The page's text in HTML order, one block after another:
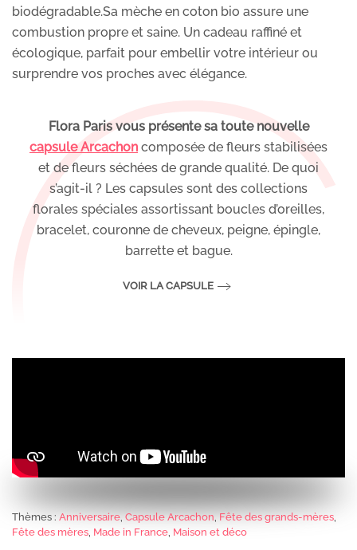
biodégradable.Sa mèche en coton bio assure une
combustion propre et saine. Un cadeau raffiné et
écologique, parfait pour embellir votre intérieur ou
surprendre vos proches avec élégance.
Flora Paris vous présente sa toute nouvelle
capsule Arcachon composée de fleurs stabilisées
et de fleurs séchées de grande qualité. De quoi
s’agit-il ? Les capsules sont des collections
florales spéciales assortissant boucles d’oreilles,
bracelet, couronne de cheveux, peigne, épingle,
barrette et bague.
VOIR LA CAPSULE
Thèmes : Anniversaire, Capsule Arcachon, Fête des grands-mères,
Fête des mères, Made in France, Maison et déco